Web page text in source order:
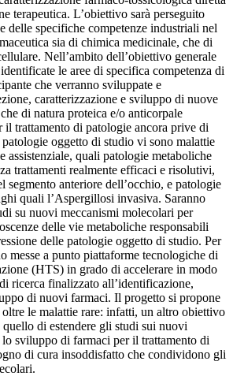
terapeutica. L’obiettivo sarà perseguito
delle specifiche competenze industriali nel
sia di chimica medicinale, che di
Nell’ambito dell’obiettivo generale
le aree di specifica competenza di
che verranno sviluppate e
caratterizzazione e sviluppo di nuove
di natura proteica e/o anticorpale
il trattamento di patologie ancora prive di
oggetto di studio vi sono malattie
assistenziale, quali patologie metaboliche
trattamenti realmente efficaci e risolutivi,
segmento anteriore dell’occhio, e patologie
quali l’Aspergillosi invasiva. Saranno
su nuovi meccanismi molecolari per
delle vie metaboliche responsabili
delle patologie oggetto di studio. Per
messe a punto piattaforme tecnologiche di
(HTS) in grado di accelerare in modo
ricerca finalizzato all’identificazione,
di nuovi farmaci. Il progetto si propone
le malattie rare: infatti, un altro obiettivo
di estendere gli studi sui nuovi
sviluppo di farmaci per il trattamento di
di cura insoddisfatto che condividono gli